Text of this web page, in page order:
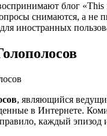
блог
снимаются, а не
иностранных
, являющийся
в Интернете.
каждый эпизод